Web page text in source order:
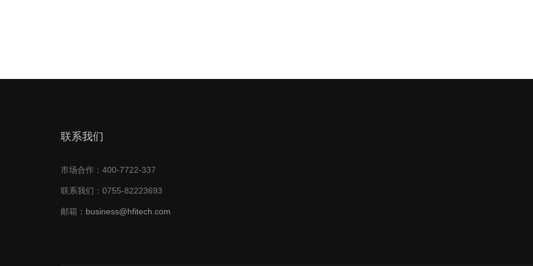
联系我们
市场合作：400-7722-337
联系我们：0755-82223693
邮箱： business@hfitech.com